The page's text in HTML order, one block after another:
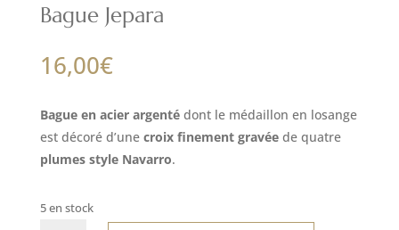
Bague Jepara
16,00€
Bague en acier argentédont le médaillon en losange
est décoré d’une croix finement gravéede quatre
plumes style Navarro.
5 en stock